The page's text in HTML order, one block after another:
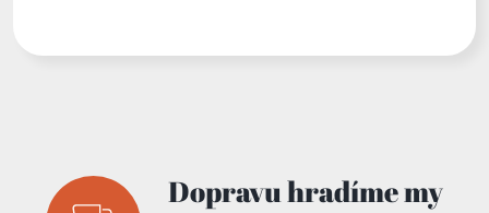
Dopravu hradíme my